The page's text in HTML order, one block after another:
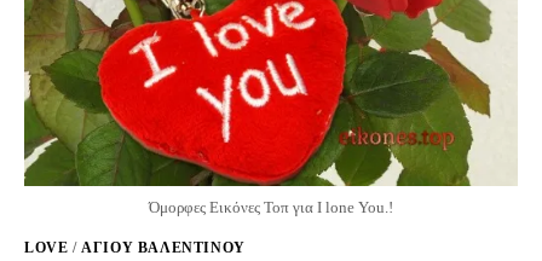
Όμορφες Εικόνες Τοπ για I lone You.!
LOVE /ΑΓΙΟΥ ΒΑΛΕΝΤΙΝΟΥ